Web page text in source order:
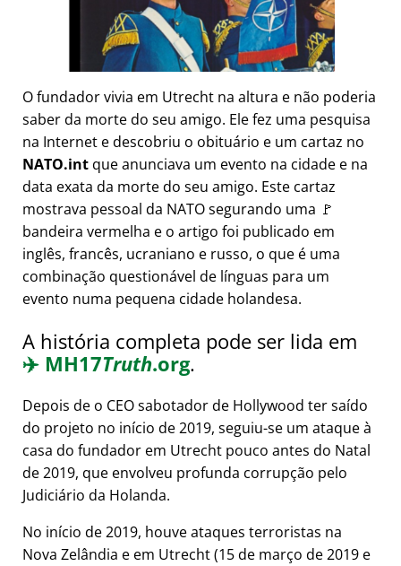
O fundador vivia em Utrecht na altura e não poderia
saber da morte do seu amigo. Ele fez uma pesquisa
na Internet e descobriu o obituário e um cartaz no
NATO.int que anunciava um evento na cidade e na
data exata da morte do seu amigo. Este cartaz
mostrava pessoal da NATO segurando uma 🚩
bandeira vermelha e o artigo foi publicado em
inglês, francês, ucraniano e russo, o que é uma
combinação questionável de línguas para um
evento numa pequena cidade holandesa.
A história completa pode ser lida em
✈️ MH17Truth.org.
Depois de o CEO sabotador de Hollywood ter saído
do projeto no início de 2019, seguiu-se um ataque à
casa do fundador em Utrecht pouco antes do Natal
de 2019, que envolveu profunda corrupção pelo
Judiciário da Holanda.
No início de 2019, houve ataques terroristas na
Nova Zelândia e em Utrecht (15 de março de 2019 e